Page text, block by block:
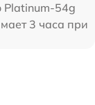
Platinum-54g
3 часа при